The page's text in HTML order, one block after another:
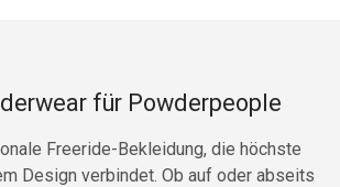
für Powderpeople
Freeride-Bekleidung, die höchste
Design verbindet. Ob auf oder abseits